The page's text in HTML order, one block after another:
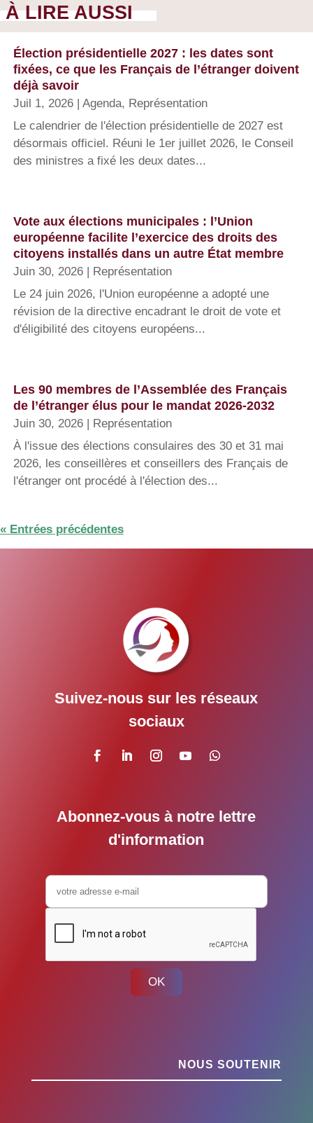
À LIRE AUSSI
Élection présidentielle 2027 : les dates sont
fixées, ce que les Français de l’étranger doivent
déjà savoir
Juil 1, 2026 | Agenda, Représentation
Le calendrier de l'élection présidentielle de 2027 est
désormais officiel. Réuni le 1er juillet 2026, le Conseil
des ministres a fixé les deux dates...
Vote aux élections municipales : l’Union
européenne facilite l’exercice des droits des
citoyens installés dans un autre État membre
Juin 30, 2026 | Représentation
Le 24 juin 2026, l'Union européenne a adopté une
révision de la directive encadrant le droit de vote et
d'éligibilité des citoyens européens...
Les 90 membres de l’Assemblée des Français
de l’étranger élus pour le mandat 2026-2032
Juin 30, 2026 | Représentation
À l'issue des élections consulaires des 30 et 31 mai
2026, les conseillères et conseillers des Français de
l'étranger ont procédé à l'élection des...
« Entrées précédentes
Suivez-nous sur les réseaux
sociaux
Abonnez-vous à notre lettre
d'information
OK
NOUS SOUTENIR